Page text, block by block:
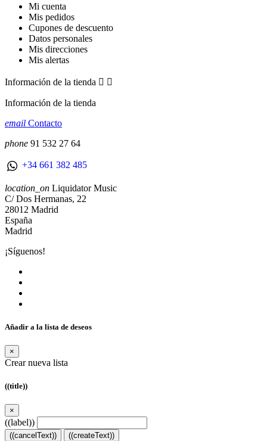
Mi cuenta
Mis pedidos
Cupones de descuento
Datos personales
Mis direcciones
Mis alertas
Información de la tienda  
Información de la tienda
email Contacto
phone 91 532 27 64
+34 661 382 485
location_on Liquidator Music
C/ Dos Hermanas, 22
28012 Madrid
España
Madrid
¡Síguenos!
Añadir a la lista de deseos
×
Crear nueva lista
((title))
×
((label))
((cancelText)) ((createText))